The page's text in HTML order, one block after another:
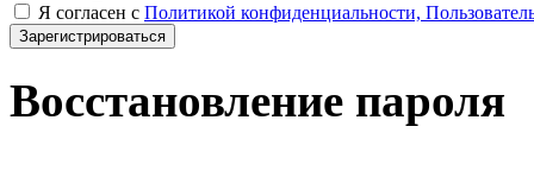
Я согласен с Политикой конфиденциальности,
Зарегистрироваться
Восстановление пароля